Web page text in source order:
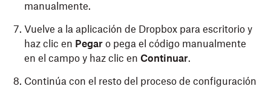
manualmente.
Vuelve a la aplicación de Dropbox para escritorio y
haz clic en Pegar o pega el código manualmente
en el campo y haz clic en Continuar.
Continúa con el resto del proceso de configuración